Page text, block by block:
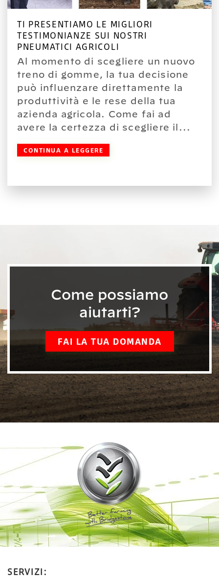
TI PRESENTIAMO LE MIGLIORI
TESTIMONIANZE SUI NOSTRI
PNEUMATICI AGRICOLI
Al momento di scegliere un nuovo
treno di gomme, la tua decisione
può influenzare direttamente la
produttività e le rese della tua
azienda agricola. Come fai ad
avere la certezza di scegliere il...
CONTINUA A LEGGERE
Come possiamo
aiutarti?
FAI LA TUA DOMANDA
SERVIZI: